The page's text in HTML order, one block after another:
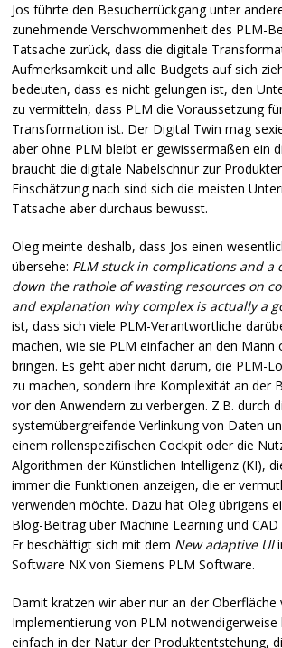
Jos führte den Besucherrückgang unter
zunehmende Verschwommenheit des PLM-
Tatsache zurück, dass die digitale
Aufmerksamkeit und alle Budgets auf sich
bedeuten, dass es nicht gelungen ist, den
zu vermitteln, dass PLM die Voraussetzung
Transformation ist. Der Digital Twin mag
aber ohne PLM bleibt er gewissermaßen ein
braucht die digitale Nabelschnur zur
Einschätzung nach sind sich die meisten
Tatsache aber durchaus bewusst.
Oleg meinte deshalb, dass Jos einen
übersehe: PLMstuck in complications and a
down the rathole of wasting resources on
and explanation why complex is actually a
ist, dass sich viele PLM-Verantwortliche
machen, wie sie PLM einfacher an den Mann
bringen. Es geht aber nicht darum, die PLM-
zu machen, sondern ihre Komplexität an der
vor den Anwendern zu verbergen. Z.B. durch
systemübergreifende Verlinkung von Daten
einem rollenspezifischen Cockpit oder die
Algorithmen der Künstlichen Intelligenz (KI),
immer die Funktionen anzeigen, die er
verwenden möchte. Dazu hat Oleg übrigens
Blog-Beitrag über Machine Learning undCAD
Er beschäftigt sich mit dem New adaptive UI
Software NX von Siemens PLM Software.
Damit kratzen wir aber nur an der Oberfläche
Implementierung von PLM
einfach in der Natur der Produktentstehung,